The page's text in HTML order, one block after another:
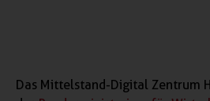
Das Mittelstand-Digital Zentrum